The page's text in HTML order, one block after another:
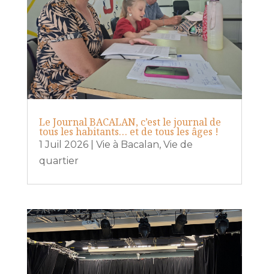
Le Journal BACALAN, c’est le journal de
tous les habitants… et de tous les âges !
1 Juil 2026| Vie à Bacalan, Vie de
quartier